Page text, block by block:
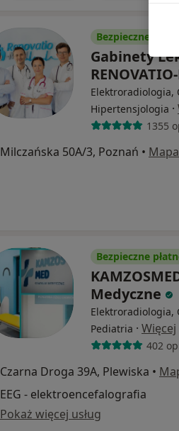
Bezpieczne
Gabinety
Elektroradiologia,
Hipertensjologia ·
1355
Milczańska 50A/3, Poznań • Mapa
Bezpieczne
Medyczne
Elektroradiologia,
Pediatria · Więcej
402
Czarna Droga 39A, Plewiska •
EEG - elektroencefalografia
Pokaż więcej usług